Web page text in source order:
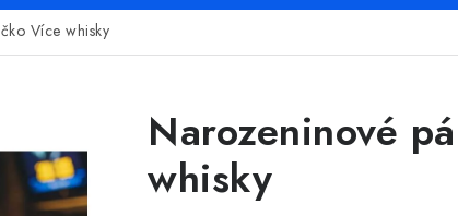
Více whisky
Narozeninové
whisky